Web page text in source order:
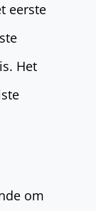
eerste
Het
om